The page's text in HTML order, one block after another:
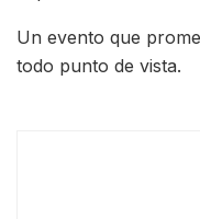
Un evento que
todo punto de vista.